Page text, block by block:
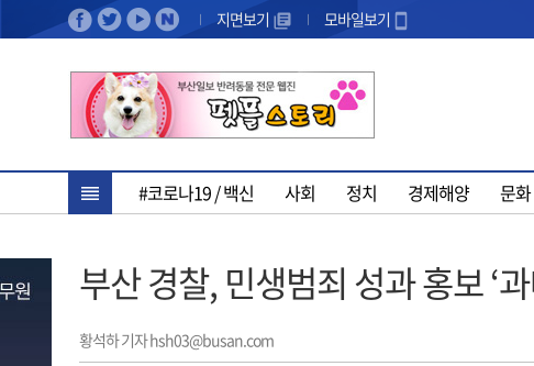
지면보기 모바일보기
#코로나19 / 백신 사회 정치 경제해양 문화
부산 경찰, 민생범죄 성과 홍보 ‘
황석하 기자 hsh03@busan.com